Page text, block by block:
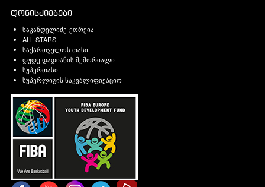
ღონისძიებები
საკანდელიძე-ქორქია
ALL STARS
საქართველოს თასი
დუდუ დადიანის მემორიალი
სუპერთასი
სუპერლიგის საკვალიფიქაციო